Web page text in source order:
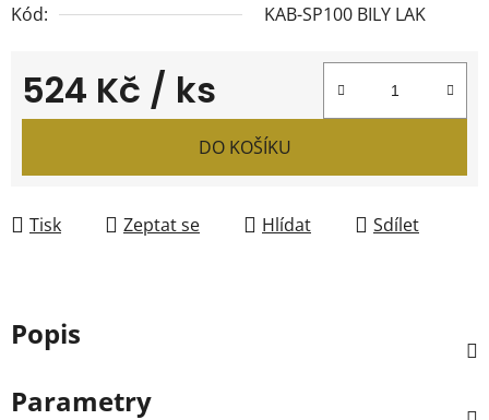
Kód:
KAB-SP100 BILY LAK
524 Kč / ks
Měrná cena:
DO KOŠÍKU
Tisk Zeptat se Hlídat Sdílet
Popis
Parametry